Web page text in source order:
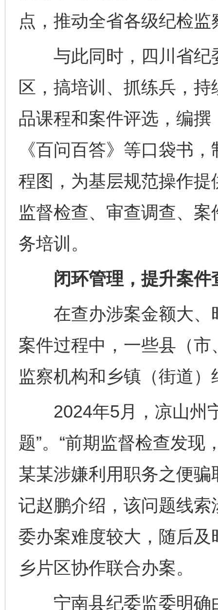
点，推动全省各级纪检
与此同时，四川省纪
区，搞培训、抓练兵，持
品课程和案件评选，编
《百问百答》等口袋书
程图，为基层规范操作
监督检查、审查调查、
务培训。
闭环管理，提升案件
在查办涉案金额大、
案件过程中，一些县（
监察机构和乡镇（街道
2024年5月，凉山州宁
题”。“前期监督检查发
某某涉嫌利用职务之便骗
记赵鹏介绍，该问题线
委办案难度较大，随后
乡片区协作联合办案。
宁南县纪委监委明确